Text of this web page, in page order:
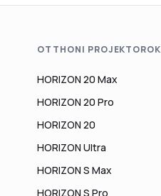
OTTHONI PROJEKTOROK
HORIZON 20 Max
HORIZON 20 Pro
HORIZON 20
HORIZON Ultra
HORIZON S Max
HORIZON S Pro